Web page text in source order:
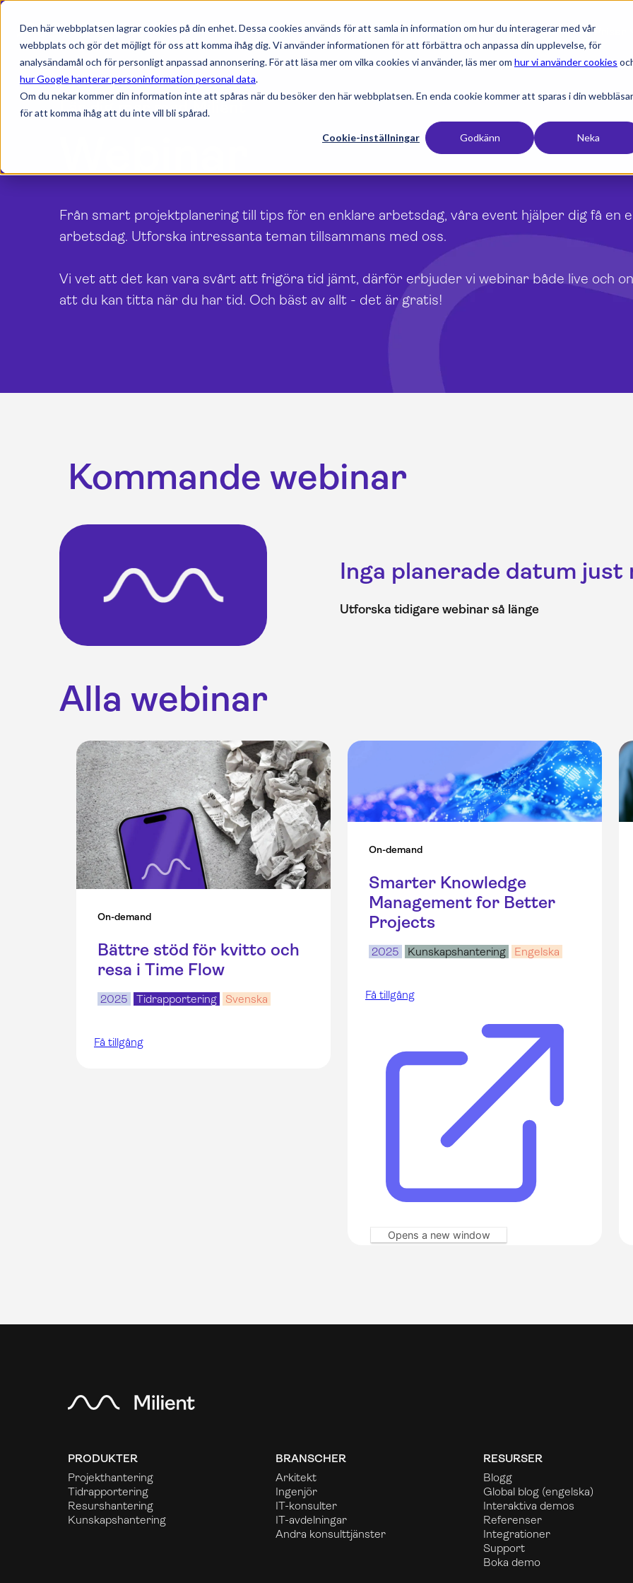
Den här webbplatsen lagrar cookies på din enhet. Dessa cookies används för att samla in information om hur du interagerar med vår
webbplats och gör det möjligt för oss att komma ihåg dig. Vi använder informationen för att förbättra och anpassa din upplevelse, för
analysändamål och för personligt anpassad annonsering. För att läsa mer om vilka cookies vi använder, läs mer om hur vi använder cookies
hur Google hanterar personinformation personal data.
Om du nekar kommer din information inte att spåras när du besöker den här webbplatsen. En enda cookie kommer att sparas i din
för att komma ihåg att du inte vill bli spårad.
Cookie-inställningar Godkänn Neka
Produkterexpand_more Branscher expand_more Resurserexpand_more Priser
Lär dig mer med Milient
Från smart projektplanering till tips för en enklare arbetsdag, våra event hjälper dig få en
arbetsdag. Utforska intressanta teman tillsammans med oss.
Vi vet att det kan vara svårt att frigöra tid jämt, därför erbjuder vi webinar både live och
att du kan titta när du har tid. Och bäst av allt - det är gratis!
Kommande webinar
Inga planerade datum just
Utforska tidigare webinar så länge
Alla webinar
On-demand
Bättre stöd för kvitto och
resa i Time Flow
2025 Tidrapportering Svenska
Få tillgång
On-demand
Smarter Knowledge
Management for Better
Projects
2025 Kunskapshantering Engelska
Få tillgång
Opens a new window
PRODUKTER
Projekthantering
Tidrapportering
Resurshantering
Kunskapshantering
BRANSCHER
Arkitekt
Ingenjör
IT-konsulter
IT-avdelningar
Andra konsulttjänster
RESURSER
Blogg
Global blog (engelska)
Interaktiva demos
Referenser
Integrationer
Support
Boka demo